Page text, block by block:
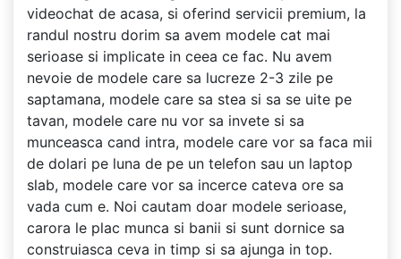
videochat de acasa, si oferind servicii premium, la
randul nostru dorim sa avem modele cat mai
serioase si implicate in ceea ce fac. Nu avem
nevoie de modele care sa lucreze 2-3 zile pe
saptamana, modele care sa stea si sa se uite pe
tavan, modele care nu vor sa invete si sa
munceasca cand intra, modele care vor sa faca mii
de dolari pe luna de pe un telefon sau un laptop
slab, modele care vor sa incerce cateva ore sa
vada cum e. Noi cautam doar modele serioase,
carora le plac munca si banii si sunt dornice sa
construiasca ceva in timp si sa ajunga in top.